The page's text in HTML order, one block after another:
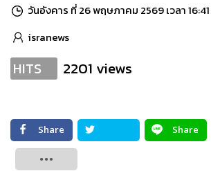
วันอังคาร ที่ 26 พฤษภาคม 2569 เวลา
isranews
HITS 2201 views
Share
Share